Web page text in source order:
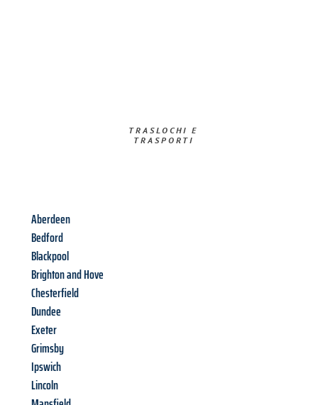
TRASLOCHI E
TRASPORTI​
Aberdeen
Bedford
Blackpool
Brighton and Hove
Chesterfield
Dundee
Exeter
Grimsby
Ipswich
Lincoln